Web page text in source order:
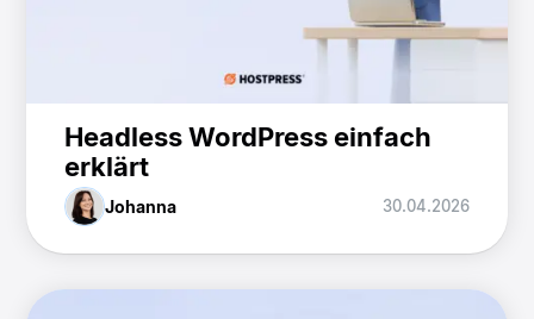
Headless WordPress einfach
erklärt
Johanna 30.04.2026